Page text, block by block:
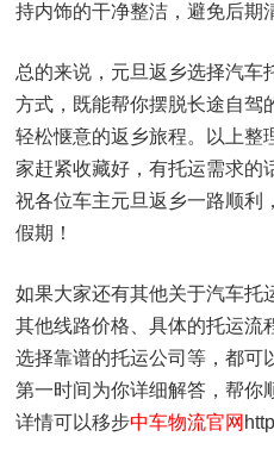
持内饰的干净整洁，避免后期
总的来说，元旦返乡选择汽车
方式，既能帮你摆脱长途自驾
轻松惬意的返乡旅程。以上整
家赶紧收藏好，有托运需求的
祝各位车主元旦返乡一路顺利
假期！
如果大家还有其他关于汽车托
其他线路价格、具体的托运流
选择靠谱的托运公司等，都可
第一时间为你详细解答，帮你
详情可以移步中车物流官网